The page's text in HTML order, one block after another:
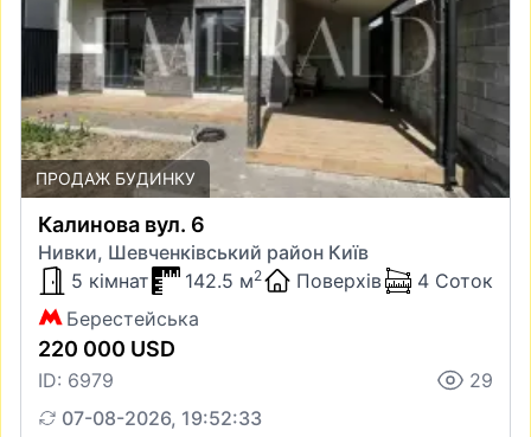
ПРОДАЖ БУДИНКУ
Калинова вул. 6
Нивки, Шевченківський район Київ
5 кімнат
142.5 м2 Поверхів
4 Соток
Берестейська
220 000 USD
ID: 6979
29
07-08-2026, 19:52:33